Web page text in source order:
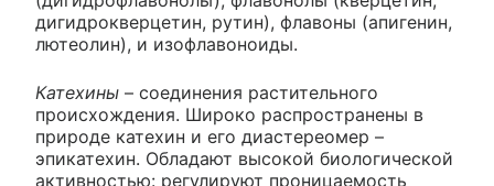
дигидрокверцетин, рутин), флавоны (апигенин,
лютеолин), и изофлавоноиды.
Катехины – соединения растительного
происхождения. Широко распространены в
природе катехин и его диастереомер –
эпикатехин. Обладают высокой биологической
активностью: регулируют проницаемость